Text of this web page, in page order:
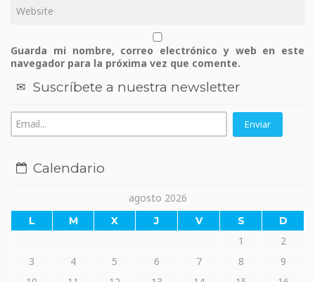
Guarda mi nombre, correo electrónico y web en este
navegador para la próxima vez que comente.
Suscríbete a nuestra newsletter
Calendario
agosto 2026
L M X J V S D
1
2
3
4 5 6 7 8
9